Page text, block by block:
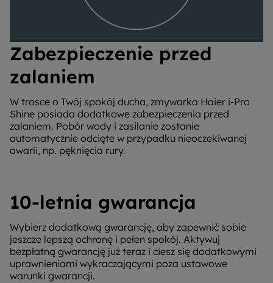
Zabezpieczenie przed
zalaniem
W trosce o Twój spokój ducha, zmywarka Haier i-Pro
Shine posiada dodatkowe zabezpieczenia przed
zalaniem. Pobór wody i zasilanie zostanie
automatycznie odcięte w przypadku nieoczekiwanej
awarii, np. pęknięcia rury.
10-letnia gwarancja
Wybierz dodatkową gwarancję, aby zapewnić sobie
jeszcze lepszą ochronę i pełen spokój. Aktywuj
bezpłatną gwarancję już teraz i ciesz się dodatkowymi
uprawnieniami wykraczającymi poza ustawowe
warunki gwarancji.